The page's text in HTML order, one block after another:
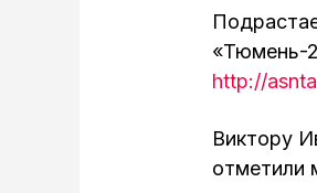
«Тюмень-
http://
Виктору
отметили